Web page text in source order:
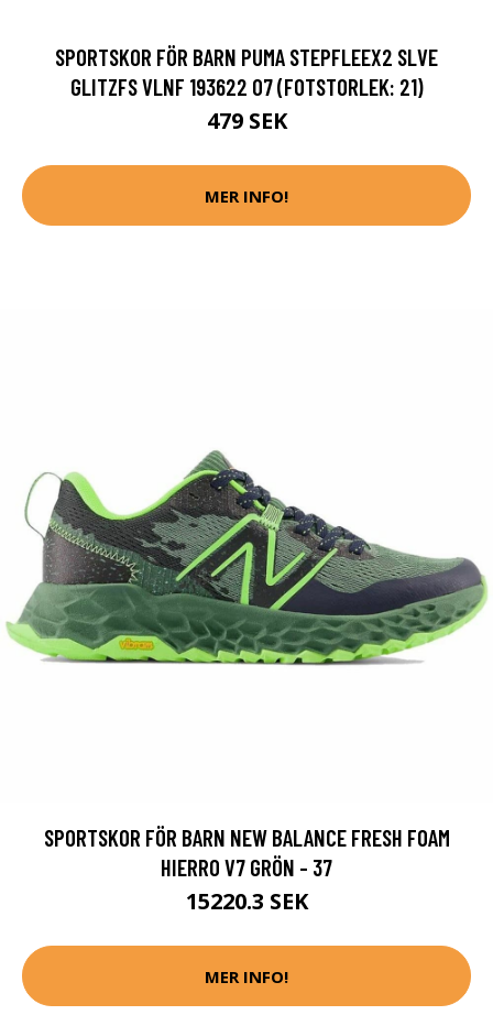
SPORTSKOR FÖR BARN PUMA STEPFLEEX2 SLVE
GLITZFS VLNF 193622 07 (FOTSTORLEK: 21)
479 SEK
MER INFO!
SPORTSKOR FÖR BARN NEW BALANCE FRESH FOAM
HIERRO V7 GRÖN - 37
15220.3 SEK
MER INFO!